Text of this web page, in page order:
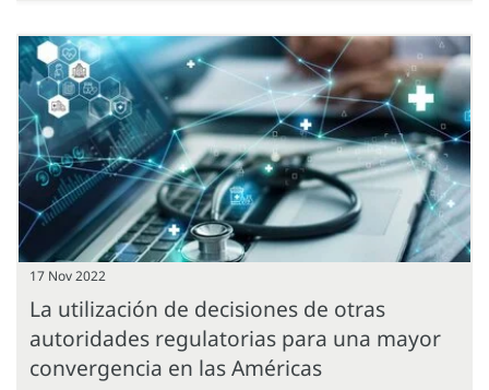
17 Nov 2022
La utilización de decisiones de otras
autoridades regulatorias para una mayor
convergencia en las Américas